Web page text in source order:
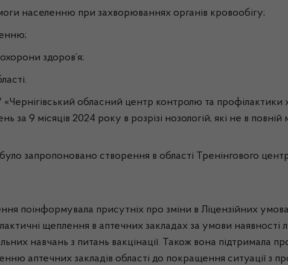
населенню при захворюваннях органів кровообігу;
здоров’я;
обласний центр контролю та
9 місяців 2024 року в розрізі нозологій, які не в повній
запропоновано створення в області Тренінгового
поінформувала присутніх про зміни в Ліцензійних
щеплення в аптечних закладах за умови наявності
навчань з питань вакцінації. Також вона підтримала
аптечних закладів області до покращення ситуації з